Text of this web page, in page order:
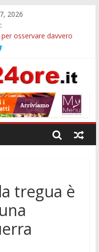
2026
osservare davvero
euro per Comuni e
su strade, stazioni
euro per l’abbonamento
fermata Busitalia e
tregua è